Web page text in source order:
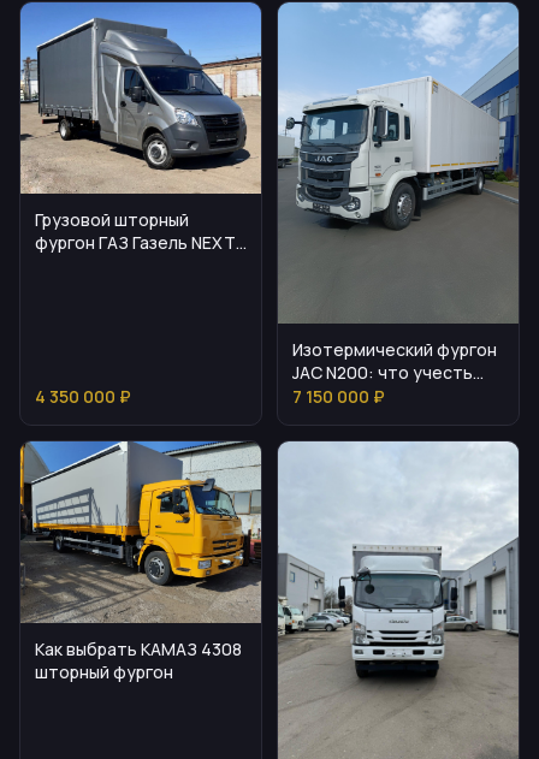
Грузовой шторный
фургон ГАЗ Газель NEXT
4 350 000 ₽
Изотермический фургон
JAC N200: что учесть
перед покупкой
7 150 000 ₽
Как выбрать КАМАЗ 4308
шторный фургон